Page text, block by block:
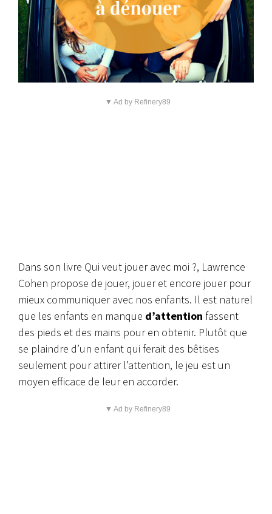
▼ Ad by Refinery89
Dans son livre Qui veut jouer avec moi ?, Lawrence
Cohen propose de jouer, jouer et encore jouer pour
mieux communiquer avec nos enfants. Il est naturel
que les enfants en manque d’attention fassent
des pieds et des mains pour en obtenir. Plutôt que
se plaindre d’un enfant qui ferait des bêtises
seulement pour attirer l’attention, le jeu est un
moyen efficace de leur en accorder.
▼ Ad by Refinery89